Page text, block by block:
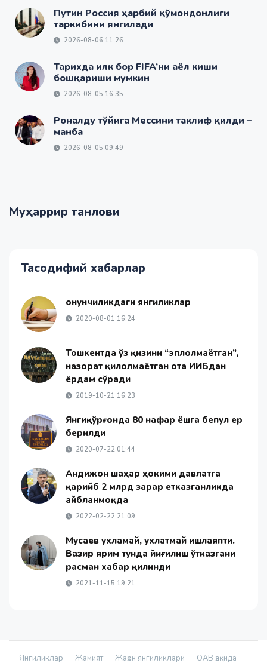
Путин Россия ҳарбий қўмондонлиги
таркибини янгилади
2026-08-06 11:26
Тарихда илк бор FIFA’ни аёл киши
бошқариши мумкин
2026-08-05 16:35
Роналду тўйига Мессини таклиф қилди –
манба
2026-08-05 09:49
Муҳаррир танлови
Тасодифий хабарлар
Қонунчиликдаги янгиликлар
2020-08-01 16:24
Тошкентда ўз қизини “эплолмаётган”,
назорат қилолмаётган ота ИИБдан
ёрдам сўради
2019-10-21 16:23
Янгиқўрғонда 80 нафар ёшга бепул ер
берилди
2020-07-22 01:44
Андижон шаҳар ҳокими давлатга
қарийб 2 млрд зарар етказганликда
айбланмоқда
2022-02-22 21:09
Мусаев ухламай, ухлатмай ишлаяпти.
Вазир ярим тунда йиғилиш ўтказгани
расман хабар қилинди
2021-11-15 19:21
Янгиликлар Жамият Жаҳон янгиликлари ОАВ ҳақида